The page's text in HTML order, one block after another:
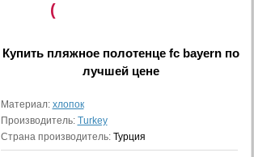
(
Купить пляжное полотенце fc bayern по
лучшей цене
Материал: хлопок
Производитель: Turkey
Страна производитель: Турция